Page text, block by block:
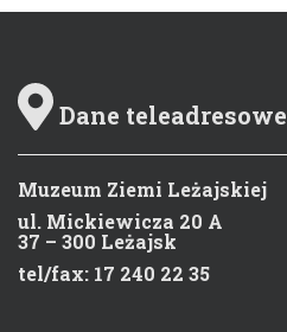
Dane teleadresowe
Muzeum Ziemi Leżajskiej
ul. Mickiewicza 20 A
37 – 300 Leżajsk
tel/fax: 17 240 22 35